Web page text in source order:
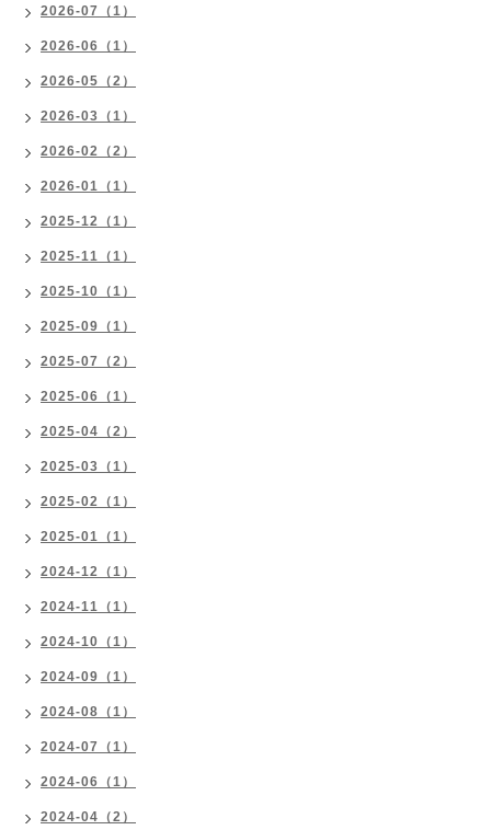
2026-07（1）
2026-06（1）
2026-05（2）
2026-03（1）
2026-02（2）
2026-01（1）
2025-12（1）
2025-11（1）
2025-10（1）
2025-09（1）
2025-07（2）
2025-06（1）
2025-04（2）
2025-03（1）
2025-02（1）
2025-01（1）
2024-12（1）
2024-11（1）
2024-10（1）
2024-09（1）
2024-08（1）
2024-07（1）
2024-06（1）
2024-04（2）